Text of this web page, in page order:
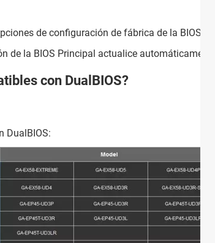
de configuración de fábrica de la BIOS.
de la BIOS Principal actualice automáticamente
con DualBIOS?
DualBIOS: